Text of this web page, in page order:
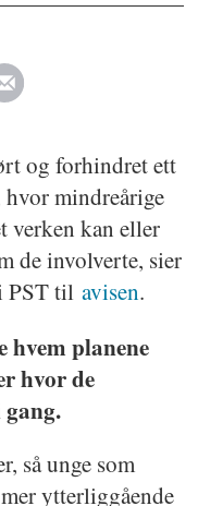
og forhindret ett
mindreårige
verken kan eller
de involverte, sier
PST til avisen.
hvem planene
hvor de
så unge som
ytterliggående